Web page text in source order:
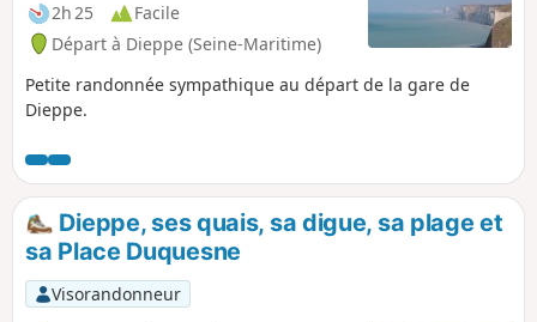
2h 25
Facile
Départ à Dieppe (Seine-Maritime)
Petite randonnée sympathique au départ de la gare de
Dieppe.
Dieppe, ses quais, sa digue, sa plage et
sa Place Duquesne
Visorandonneur